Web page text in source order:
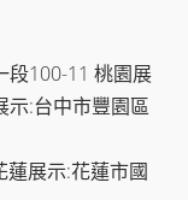
段100-11 桃園展
示:台中市豐園區
蓮展示:花蓮市國